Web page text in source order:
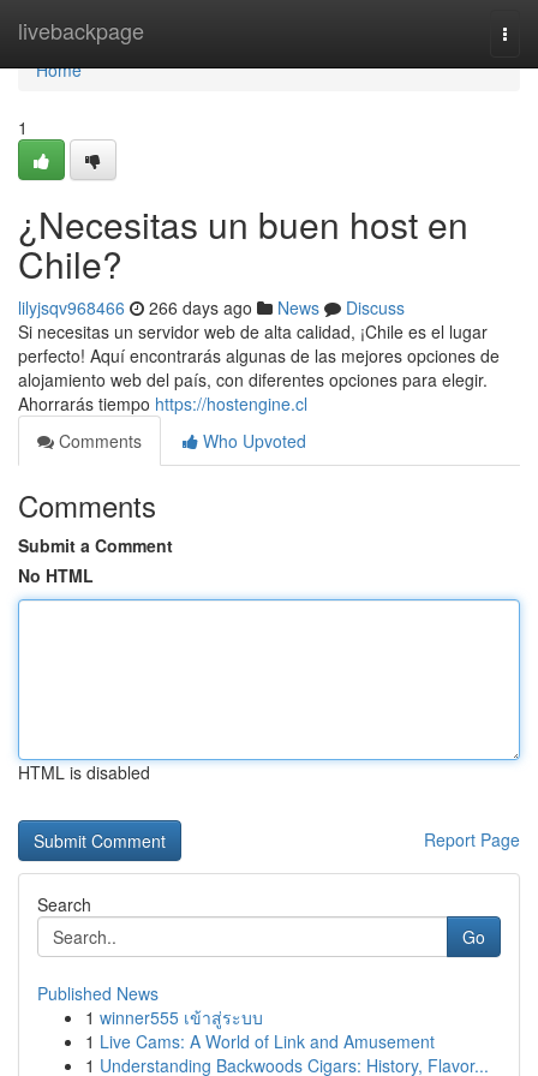
livebackpage
Home
Home
1
¿Necesitas un buen host en
Chile?
lilyjsqv968466 266 days ago News
Discuss
Si necesitas un servidor web de alta calidad, ¡Chile es el lugar
perfecto! Aquí encontrarás algunas de las mejores opciones de
alojamiento web del país, con diferentes opciones para elegir.
Ahorrarás tiempo https://hostengine.cl
Comments
Who Upvoted
Comments
Submit a Comment
No HTML
HTML is disabled
Report Page
Search
Go
Published News
1 winner555 เข้าสู่ระบบ
1 Live Cams: A World of Link and Amusement
1 Understanding Backwoods Cigars: History, Flavor...